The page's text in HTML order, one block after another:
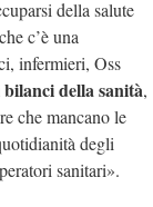
della salute
c’è una
infermieri, Oss
della sanità,
che mancano le
degli
sanitari».